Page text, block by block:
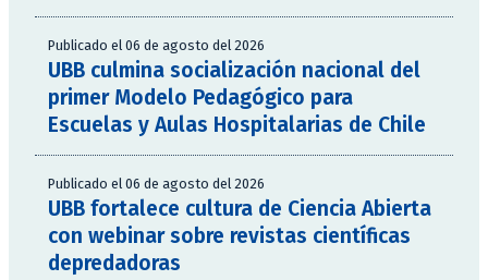
Publicado el 06 de agosto del 2026
UBB culmina socialización nacional del
primer Modelo Pedagógico para
Escuelas y Aulas Hospitalarias de Chile
Publicado el 06 de agosto del 2026
UBB fortalece cultura de Ciencia Abierta
con webinar sobre revistas científicas
depredadoras